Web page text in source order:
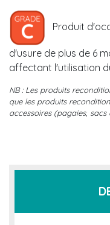
Produit
d'usure de plus de 6
affectant l'utilisation
NB : Les produits
que les produits
accessoires (pagaies,